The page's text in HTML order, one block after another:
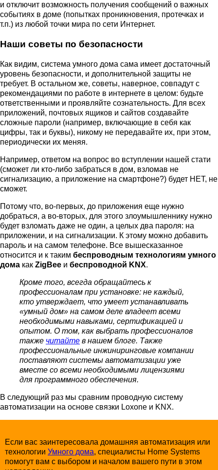
и отключит возможность получения сообщений о важных
событиях в доме (попытках проникновения, протечках и
т.п.) из любой точки мира по сети Интернет.
Наши советы по безопасности
Как видим, система умного дома сама имеет достаточный
уровень безопасности, и дополнительной защиты не
требует. В остальном же, советы, наверное, совпадут с
рекомендациями по работе в интернете в целом: будьте
ответственными и проявляйте сознательность. Для всех
приложений, почтовых ящиков и сайтов создавайте
сложные пароли (например, включающие в себя как
цифры, так и буквы), никому не передавайте их, при этом,
периодически их меняя.
Например, ответом на вопрос во вступлении нашей стати
(сможет ли кто-либо забраться в дом, взломав не
сигнализацию, а приложение на смартфоне?) будет НЕТ, не
сможет.
Потому что, во-первых, до приложения еще нужно
добраться, а во-вторых, для этого злоумышленнику нужно
будет взломать даже не один, а целых два пароля: на
приложении, и на сигнализации. К этому можно добавить
пароль и на самом телефоне. Все вышесказанное
относится и к таким беспроводным технологиям умного
дома как ZigBee и беспроводной KNX.
Кроме того, всегда обращайтесь к
профессионалам при установке: не каждый,
кто утверждает, что умеет устанавливать
«умный дом» на самом деле владеет всеми
необходимыми навыками, сертификацией и
опытом. О том, как выбрать профессионалов
также читайте в нашем блоге. Также
профессиональные инжиниринговые компании
поставляют системы автоматизации уже
вместе со всеми необходимыми лицензиями
для программного обеспечения.
В следующий раз мы сравним проводную систему
автоматизации на основе связки Loxone и KNX.
Если вас заинтересовала домашняя автоматизация или
технологии Умного дома, специалисты Home Systems
помогут вам с выбором и началом вашего пути в этом